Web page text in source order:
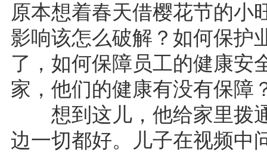
原本想着春天借樱花节的小
影响该怎么破解？如何保护
了，如何保障员工的健康安
家，他们的健康有没有保障
想到这儿，他给家里拨通
边一切都好。儿子在视频中